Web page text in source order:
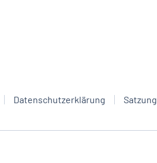
Datenschutzerklärung Satzung